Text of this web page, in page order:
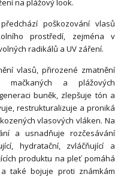
poškozování vlasů
prostředí, zejména v
radikálů a UV záření.
vlasů, přirozené zmatnění
a plážových
buněk, zlepšuje tón a
restrukturalizuje a proniká
vlasových vláken. Na
a usnadňuje rozčesávání
hydratační, zvláčňující a
produktu na pleť pomáhá
také bojuje proti známkám